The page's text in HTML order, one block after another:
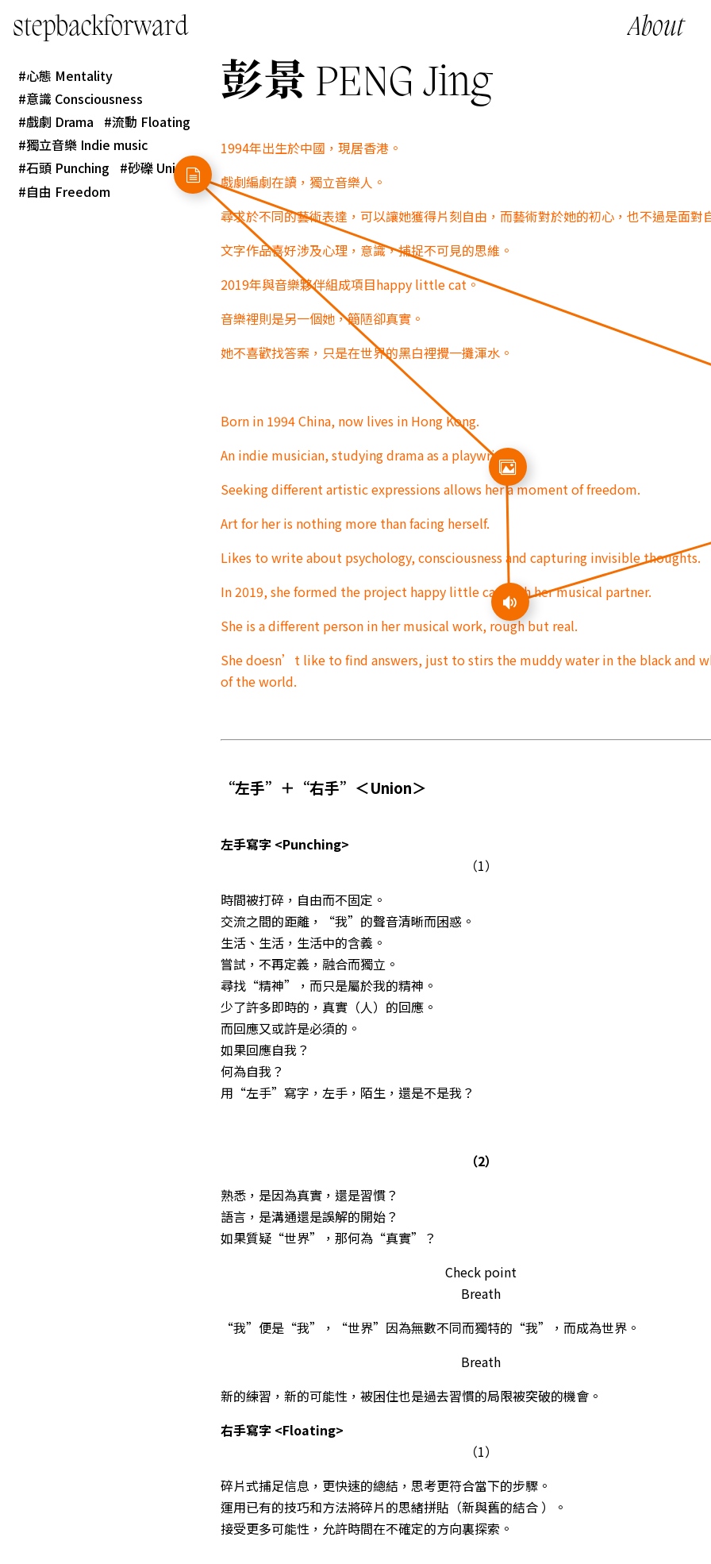
stepbackforward About
心態 Mentality
意識 Consciousness
戲劇 Drama
流動 Floating
獨立音樂 Indie music
石頭 Punching
砂礫 Union
自由 Freedom
彭景 PENG Jing
1994年出生於中國，現居香港。
戲劇編劇在讀，獨立音樂人。
尋求於不同的藝術表達，可以讓她獲得片刻自由，而藝術對於她的初心，也不過是面對
文字作品喜好涉及心理，意識，捕捉不可見的思維。
2019年與音樂夥伴組成項目happy little cat。
音樂裡則是另一個她，簡陋卻真實。
她不喜歡找答案，只是在世界的黑白裡攪一攤渾水。
Born in 1994 China, now lives in Hong Kong.
An indie musician, studying drama as a playwright.
Seeking different artistic expressions allows her a moment of freedom.
Art for her is nothing more than facing herself.
Likes to write about psychology, consciousness and capturing invisible thoughts.
In 2019, she formed the project happy little cat with her musical partner.
She is a different person in her musical work, rough but real.
She doesn’t like to find answers, just to stirs the muddy water in the black and
of the world.
“左手”＋“右手”＜Union＞
左手寫字 <Punching>
（1）
時間被打碎，自由而不固定。
交流之間的距離，“我”的聲音清晰而困惑。
生活、生活，生活中的含義。
嘗試，不再定義，融合而獨立。
尋找“精神”，而只是屬於我的精神。
少了許多即時的，真實（人）的回應。
而回應又或許是必須的。
如果回應自我？
何為自我？
用“左手”寫字，左手，陌生，還是不是我？
（2）
熟悉，是因為真實，還是習慣？
語言，是溝通還是誤解的開始？
如果質疑“世界”，那何為“真實”？
Check point
Breath
“我”便是“我”，“世界”因為無數不同而獨特的“我”，而成為世界。
Breath
新的練習，新的可能性，被困住也是過去習慣的局限被突破的機會。
右手寫字 <Floating>
（1）
碎片式捕足信息，更快速的總結，思考更符合當下的步驟。
運用已有的技巧和方法將碎片的思緒拼貼（新與舊的結合 ）。
接受更多可能性，允許時間在不確定的方向裏探索。